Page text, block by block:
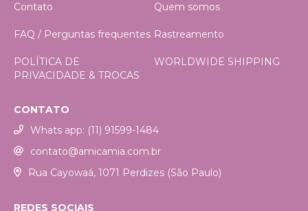
Contato
Quem somos
FAQ / Perguntas frequentes Rastreamento
POLÍTICA DE
PRIVACIDADE & TROCAS
WORLDWIDE SHIPPING
CONTATO
Whats app: (11) 91599-1484
contato@amicamia.com.br
Rua Cayowaá, 1071 Perdizes (São Paulo)
REDES SOCIAIS